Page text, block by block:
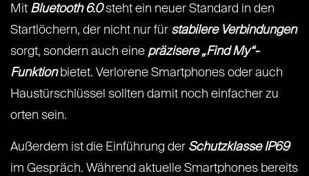
Mit Bluetooth 6.0steht ein neuer Standard in den
Startlöchern, der nicht nur für stabilere Verbindungen
sorgt, sondern auch eine präzisere „Find My“-
Funktionbietet. Verlorene Smartphones oder auch
Haustürschlüssel sollten damit noch einfacher zu
orten sein.
Außerdem ist die Einführung der Schutzklasse IP69
im Gespräch. Während aktuelle Smartphones bereits